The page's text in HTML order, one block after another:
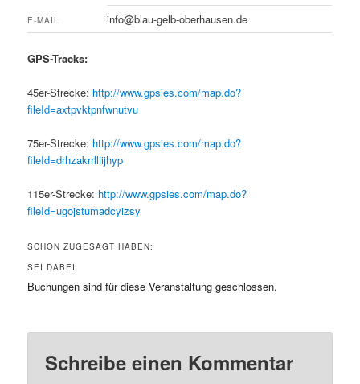
E-MAIL info@blau-gelb-oberhausen.de
GPS-Tracks:
45er-Strecke: http://www.gpsies.com/map.do?
fileId=axtpvktpnfwnutvu
75er-Strecke: http://www.gpsies.com/map.do?
fileId=drhzakrrlliijhyp
115er-Strecke: http://www.gpsies.com/map.do?
fileId=ugojstumadcyizsy
SCHON ZUGESAGT HABEN:
SEI DABEI:
Buchungen sind für diese Veranstaltung geschlossen.
Schreibe einen Kommentar